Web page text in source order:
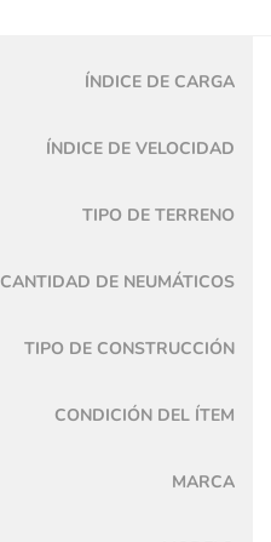
ÍNDICE DE CARGA
ÍNDICE DE VELOCIDAD
TIPO DE TERRENO
CANTIDAD DE NEUMÁTICOS
TIPO DE CONSTRUCCIÓN
CONDICIÓN DEL ÍTEM
MARCA